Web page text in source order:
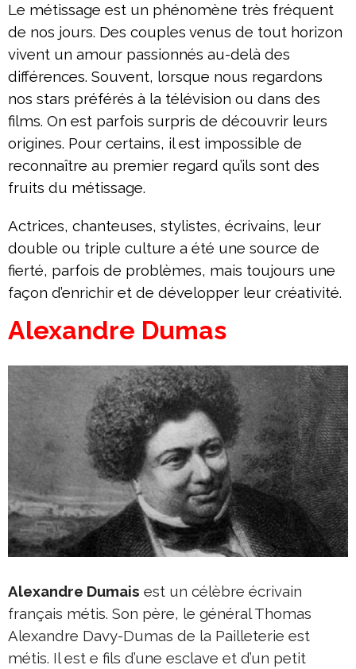
Le métissage est un phénomène très fréquent
de nos jours. Des couples venus de tout horizon
vivent un amour passionnés au-delà des
différences. Souvent, lorsque nous regardons
nos stars préférés à la télévision ou dans des
films. On est parfois surpris de découvrir leurs
origines. Pour certains, il est impossible de
reconnaître au premier regard qu’ils sont des
fruits du métissage.
Actrices, chanteuses, stylistes, écrivains, leur
double ou triple culture a été une source de
fierté, parfois de problèmes, mais toujours une
façon d’enrichir et de développer leur créativité.
Alexandre Dumas
Alexandre Dumais est un célèbre écrivain
français métis. Son père, le général Thomas
Alexandre Davy-Dumas de la Pailleterie est
métis. Il est e fils d’une esclave et d’un petit